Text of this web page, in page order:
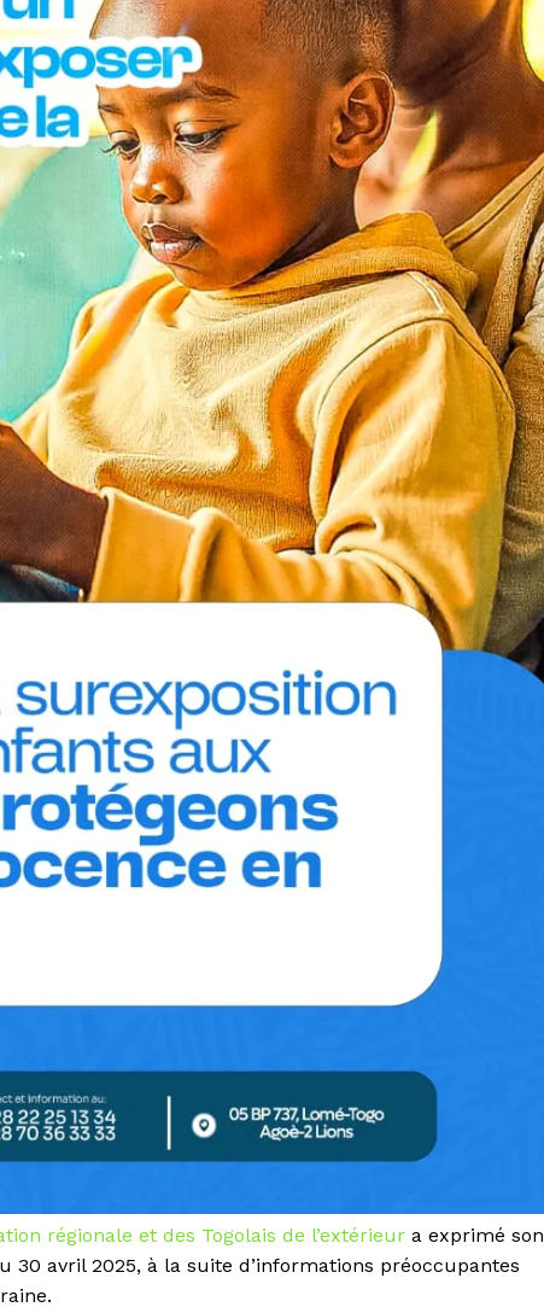
régionale et des Togolais de l’extérieur a exprimé son
avril 2025, à la suite d’informations préoccupantes